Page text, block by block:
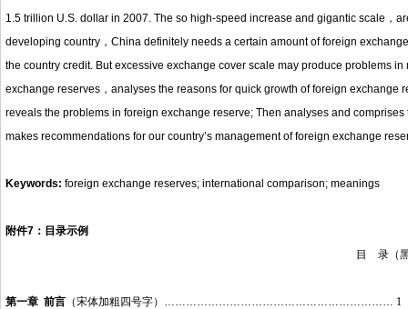
1.5 trillion U.S. dollar in 2007. The so high-speed increase and gigantic scale ，
developing country， China definitely needs a certain amount of foreign
the country credit. But excessive exchange cover scale may produce problems in
exchange reserves， analyses the reasons for quick growth of foreign exchange
reveals the problems in foreign exchange reserve; Then analyses and
makes recommendations for our country’s management of foreign exchange
Keywords: foreign exchange reserves; international comparison; meanings
附件7：目录示例
目
录 （
第一章 前言（宋体加粗四号字） ……………………………………………………… 1